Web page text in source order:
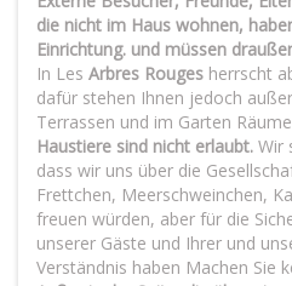
die nicht im Haus wohnen,
Einrichtung. und müssen
In Les Arbres Rouges herrscht
dafür stehen Ihnen jedoch
Terrassen und im Garten
Haustiere sind nicht erlaubt. Wir
dass wir uns über die
Frettchen, Meerschweinchen,
freuen würden, aber für die
unserer Gäste und Ihrer und
Verständnis haben Machen Sie